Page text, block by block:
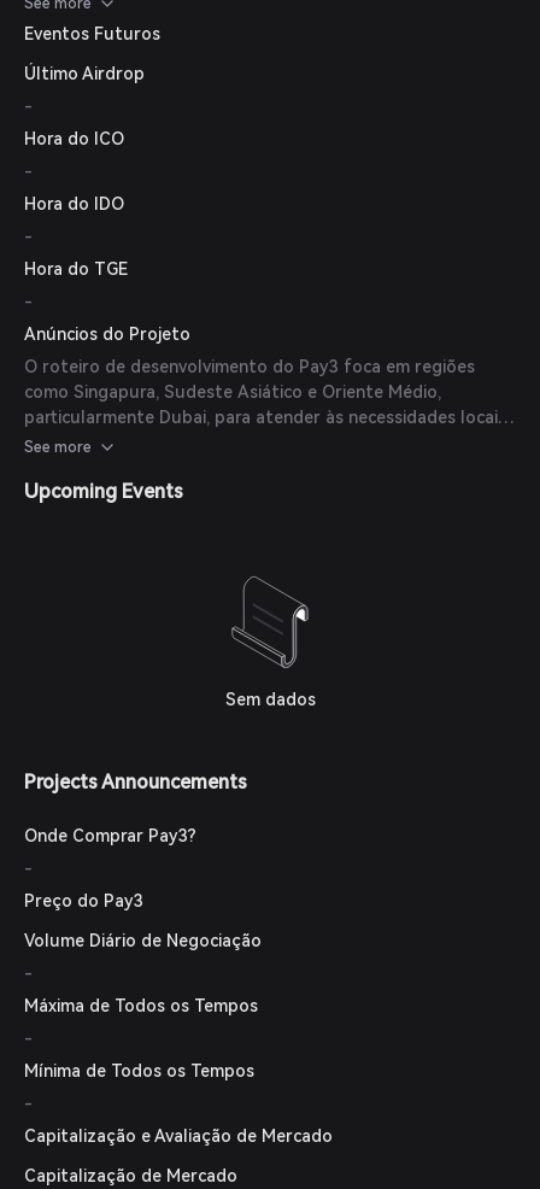
estava programado para ser lançado em janeiro de 2025,
usuários com incentivos exclusivos.
See more
Eventos Futuros
Último Airdrop
-
Hora do ICO
-
Hora do IDO
-
Hora do TGE
-
Anúncios do Projeto
O roteiro de desenvolvimento do Pay3 foca em regiões
como Singapura, Sudeste Asiático e Oriente Médio,
particularmente Dubai, para atender às necessidades locais
de pagamento e requisitos regulatórios. Planos futuros
recursos de segurança baseados em IA e formar parcerias
See more
Upcoming Events
Sem dados
Projects Announcements
Onde Comprar Pay3?
-
Preço do Pay3
Volume Diário de Negociação
-
Máxima de Todos os Tempos
-
Mínima de Todos os Tempos
-
Capitalização e Avaliação de Mercado
Capitalização de Mercado